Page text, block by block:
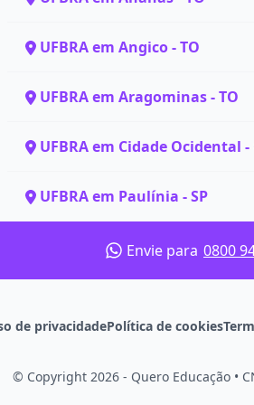
UFBRA em Angico - TO
UFBRA em Aragominas - TO
UFBRA em Cidade Ocidental -
UFBRA em Paulínia - SP
Envie para 0800
de privacidadePolítica de cookies
© Copyright 2026 - Quero Educação •